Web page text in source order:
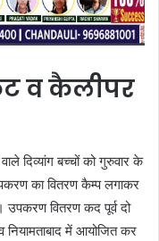
व कैलीपर
दिव्यांग बच्चों को गुरुवार के
का वितरण कैम्प लगाकर
उपकरण वितरण कद पूर्व दो
में आयोजित कर